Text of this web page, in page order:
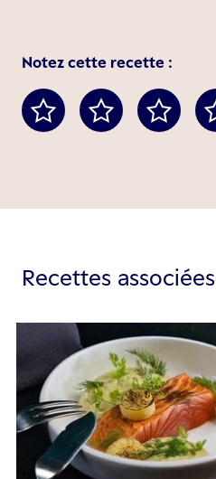
Notez cette recette :
Recettes associées